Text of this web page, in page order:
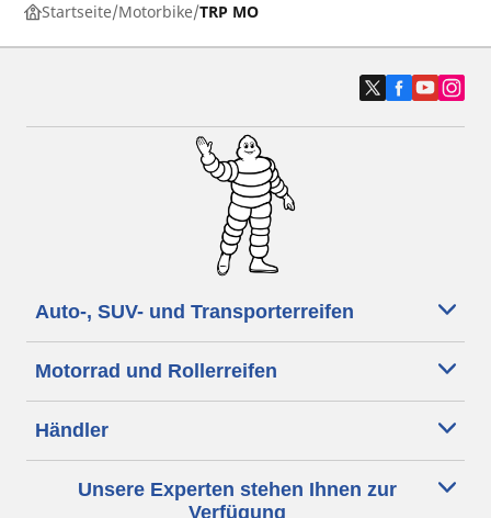
Startseite Motorbike TRP MO
Auto-, SUV- und Transporterreifen
Motorrad und Rollerreifen
Händler
Unsere Experten stehen Ihnen zur
Verfügung